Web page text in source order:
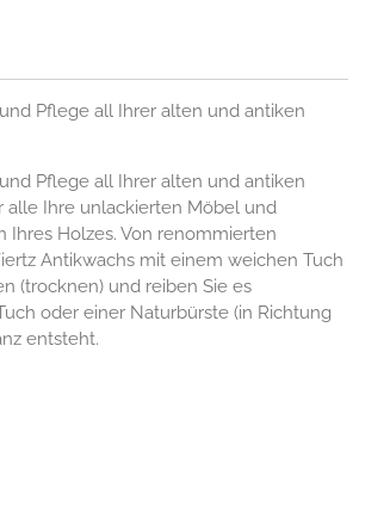
Pflege all Ihrer alten und antiken
Pflege all Ihrer alten und antiken
alle Ihre unlackierten Möbel und
Ihres Holzes. Von renommierten
Antikwachs mit einem weichen Tuch
(trocknen) und reiben Sie es
oder einer Naturbürste (in Richtung
entsteht.